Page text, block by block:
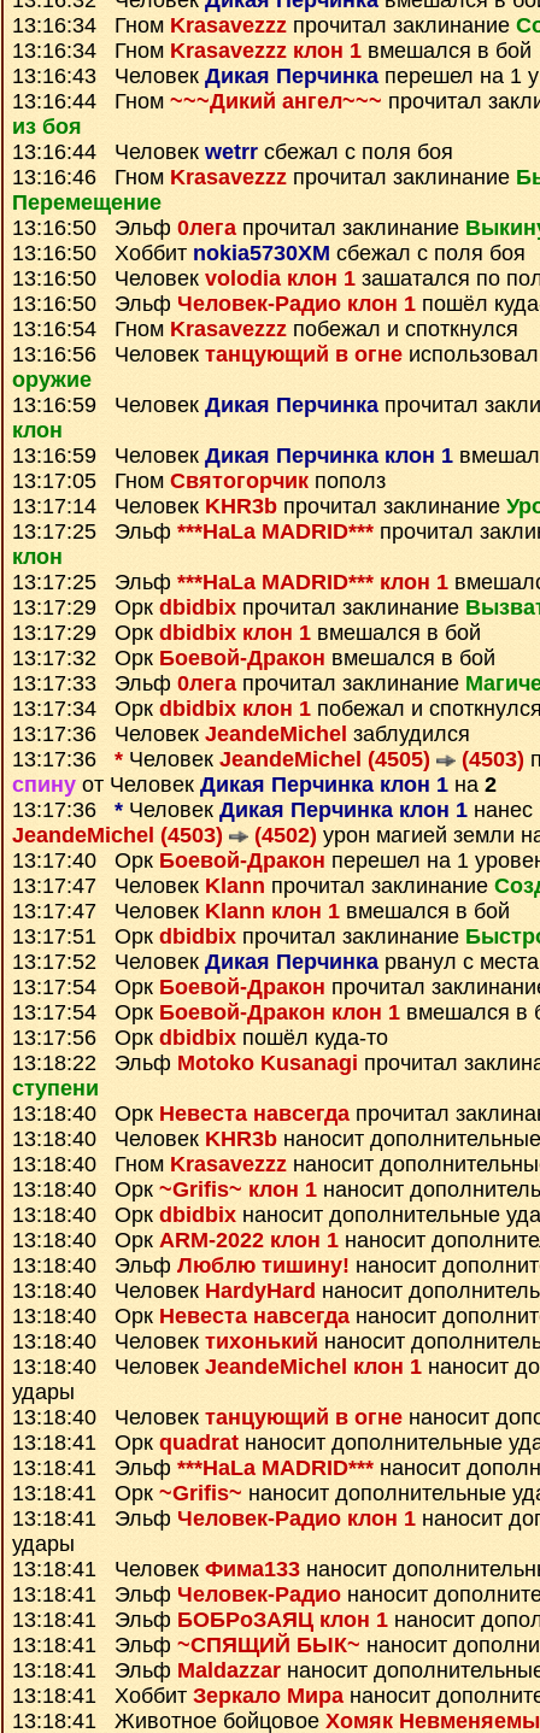
13:16:34 Гном Krasavezzz прочитал заклинание
13:16:34 Гном Krasavezzz клон 1 вмешался в бой
13:16:43 Человек Дикая Перчинкаперешел на 1
13:16:44 Гном ~~~Дикий ангел~~~ прочитал
из боя
13:16:44 Человек wetrr сбежал с поля боя
13:16:46 Гном Krasavezzz прочитал заклинание
Перемещение
13:16:50 Эльф 0легапрочитал заклинание
13:16:50 Хоббит nokia5730XM сбежал с поля боя
13:16:50 Человек volodia клон 1 зашатался по
13:16:50 Эльф Человек-Радио клон 1 пошёл
13:16:54 Гном Krasavezzz побежал и споткнулся
13:16:56 Человек танцующий в огне
оружие
13:16:59 Человек Дикая Перчинкапрочитал
клон
13:16:59 Человек Дикая Перчинка клон 1
13:17:05 Гном Святогорчик пополз
13:17:14 Человек KHR3b прочитал заклинание
13:17:25 Эльф ***HaLa MADRID*** прочитал
клон
13:17:25 Эльф ***HaLa MADRID*** клон 1
13:17:29 Орк dbidbix прочитал заклинание
13:17:29 Орк dbidbix клон 1 вмешался в бой
13:17:32 Орк Боевой-Дракон вмешался в бой
13:17:33 Эльф 0легапрочитал заклинание
13:17:34 Орк dbidbix клон 1 побежал и
13:17:36 Человек JeandeMichel заблудился
13:17:36 * Человек JeandeMichel (4505) (4503)
спину от Человек Дикая Перчинка клон 1 на 2
13:17:36 * Человек Дикая Перчинка клон 1 нанес
JeandeMichel (4503)
(4502) урон магией земли
13:17:40 Орк Боевой-Дракон перешел на 1
13:17:47 Человек Klann прочитал заклинание
13:17:47 Человек Klann клон 1 вмешался в бой
13:17:51 Орк dbidbix прочитал заклинание
13:17:52 Человек Дикая Перчинкарванул с места
13:17:54 Орк Боевой-Дракон прочитал
13:17:54 Орк Боевой-Дракон клон 1 вмешался в
13:17:56 Орк dbidbix пошёл куда-то
13:18:22 Эльф Motoko Kusanagi прочитал
ступени
13:18:40 Орк Невеста навсегда прочитал
13:18:40 Человек KHR3b наносит
13:18:40 Гном Krasavezzz наносит
13:18:40 Орк ~Grifis~ клон 1 наносит
13:18:40 Орк dbidbix наносит дополнительные
13:18:40 Орк ARM-2022 клон 1 наносит
13:18:40 Эльф Люблю тишину! наносит
13:18:40 Человек HardyHard наносит
13:18:40 Орк Невеста навсегда наносит
13:18:40 Человек тихонький наносит
13:18:40 Человек JeandeMichel клон 1 наносит
удары
13:18:40 Человек танцующий в огне наносит
13:18:41 Орк quadrat наносит дополнительные
13:18:41 Эльф ***HaLa MADRID*** наносит
13:18:41 Орк ~Grifis~ наносит дополнительные
13:18:41 Эльф Человек-Радио клон 1 наносит
удары
13:18:41 Человек Фима133 наносит
13:18:41 Эльф Человек-Радио наносит
13:18:41 Эльф БОБРоЗАЯЦ клон 1 наносит
13:18:41 Эльф ~СПЯЩИЙ БЫК~ наносит
13:18:41 Эльф Maldazzar наносит
13:18:41 Хоббит Зеркало Мирананосит
13:18:41 Животное бойцовое Хомяк